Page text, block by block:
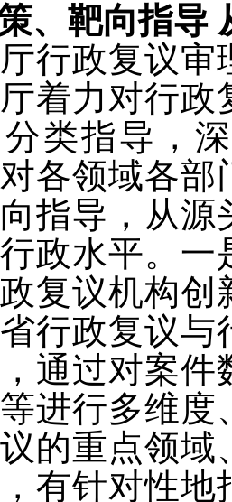
、靶向指导
行政复议审
着力对行政
类指导，
各领域各部
指导，从源
政水平。一
复议机构创
行政复议与
通过对案件
进行多维度
的重点领域
有针对性